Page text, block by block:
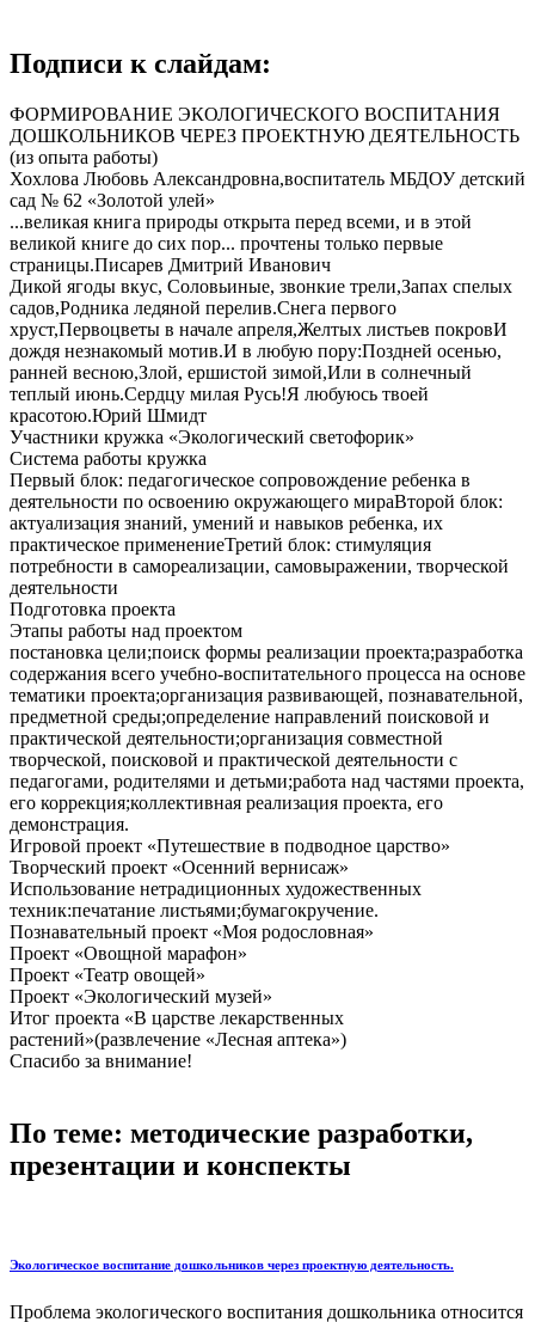
Подписи к слайдам:
ФОРМИРОВАНИЕ ЭКОЛОГИЧЕСКОГО ВОСПИТАНИЯ
ДОШКОЛЬНИКОВ ЧЕРЕЗ ПРОЕКТНУЮ ДЕЯТЕЛЬНОСТЬ
(из опыта работы)
Хохлова Любовь Александровна,воспитатель МБДОУ детский
сад № 62 «Золотой улей»
...великая книга природы открыта перед всеми, и в этой
великой книге до сих пор... прочтены только первые
страницы.Писарев Дмитрий Иванович
Дикой ягоды вкус, Соловьиные, звонкие трели,Запах спелых
садов,Родника ледяной перелив.Снега первого
хруст,Первоцветы в начале апреля,Желтых листьев покровИ
дождя незнакомый мотив.И в любую пору:Поздней осенью,
ранней весною,Злой, ершистой зимой,Или в солнечный
теплый июнь.Сердцу милая Русь!Я любуюсь твоей
красотою.Юрий Шмидт
Участники кружка «Экологический светофорик»
Система работы кружка
Первый блок: педагогическое сопровождение ребенка в
деятельности по освоению окружающего мираВторой блок:
актуализация знаний, умений и навыков ребенка, их
практическое применениеТретий блок: стимуляция
потребности в самореализации, самовыражении, творческой
деятельности
Подготовка проекта
Этапы работы над проектом
постановка цели;поиск формы реализации проекта;разработка
содержания всего учебно-воспитательного процесса на основе
тематики проекта;организация развивающей, познавательной,
предметной среды;определение направлений поисковой и
практической деятельности;организация совместной
творческой, поисковой и практической деятельности с
педагогами, родителями и детьми;работа над частями проекта,
его коррекция;коллективная реализация проекта, его
демонстрация.
Игровой проект «Путешествие в подводное царство»
Творческий проект «Осенний вернисаж»
Использование нетрадиционных художественных
техник:печатание листьями;бумагокручение.
Познавательный проект «Моя родословная»
Проект «Овощной марафон»
Проект «Театр овощей»
Проект «Экологический музей»
Итог проекта «В царстве лекарственных
растений»(развлечение «Лесная аптека»)
Спасибо за внимание!
По теме: методические разработки,
презентации и конспекты
Экологическое воспитание дошкольников через проектную деятельность.
Проблема экологического воспитания дошкольника относится